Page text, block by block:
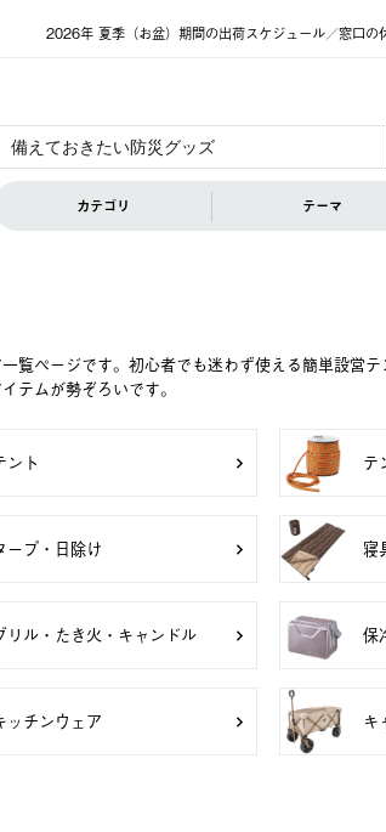
2026年 夏季（お盆）期間の出荷スケジュール／窓口の
カテゴリ テーマ
覧ページです。初心者でも迷わず使える簡単設営
テムが勢ぞろいです。
ント テ
ープ・日除け 寝
リル・たき火・キャンドル 保
ッチンウェア キ